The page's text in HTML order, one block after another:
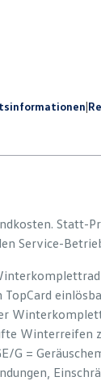
|
Statt-
Service-
Winterreifen
G =